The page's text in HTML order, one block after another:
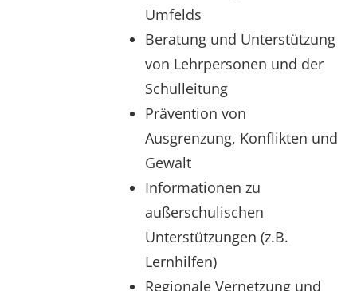
Umfelds
Beratung und Unterstützung
von Lehrpersonen und der
Schulleitung
Prävention von
Ausgrenzung, Konflikten und
Gewalt
Informationen zu
außerschulischen
Unterstützungen (z.B.
Lernhilfen)
Regionale Vernetzung und